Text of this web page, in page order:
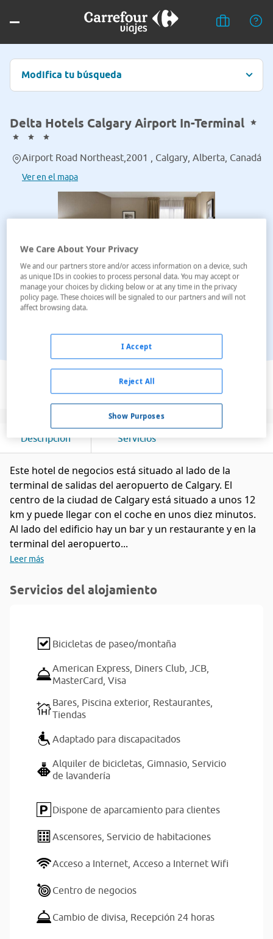
Modifica tu búsqueda
Delta Hotels Calgary Airport In-Terminal
Airport Road Northeast,2001 , Calgary, Alberta, Canadá
Ver en el mapa
Ver en el mapa
Descripción Servicios
Este hotel de negocios está situado al lado de la
terminal de salidas del aeropuerto de Calgary. El
centro de la ciudad de Calgary está situado a unos 12
km y puede llegar con el coche en unos diez minutos.
Al lado del edificio hay un bar y un restaurante y en la
terminal del aeropuerto...
Leer más
Servicios del alojamiento
Bicicletas de paseo/montaña
American Express, Diners Club, JCB,
MasterCard, Visa
Bares, Piscina exterior, Restaurantes,
Tiendas
Adaptado para discapacitados
Alquiler de bicicletas, Gimnasio, Servicio
de lavandería
Dispone de aparcamiento para clientes
Ascensores, Servicio de habitaciones
Acceso a Internet, Acceso a Internet Wifi
Centro de negocios
Cambio de divisa, Recepción 24 horas
We Care About Your Privacy
We and our partners store and/or access information on a device, such
as unique IDs in cookies to process personal data. You may accept or
manage your choices by clicking below or at any time in the privacy
policy page. These choices will be signaled to our partners and will not
affect browsing data.
Show Purposes
Reject All
I Accept